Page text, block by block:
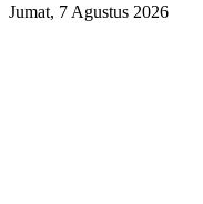
Jumat, 7 Agustus 2026